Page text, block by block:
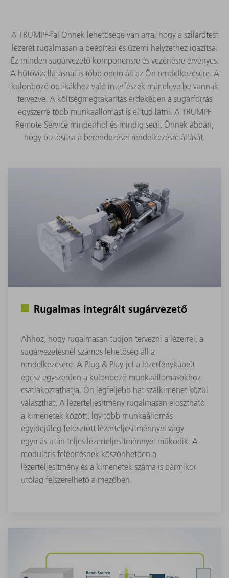
A TRUMPF-fal Önnek lehetősége van arra, hogy a szilárdtest
lézerét rugalmasan a beépítési és üzemi helyzethez igazítsa.
Ez minden sugárvezető komponensre és vezérlésre érvényes.
A hűtővízellátásnál is több opció áll az Ön rendelkezésére. A
különböző optikákhoz való interfészek már eleve be vannak
tervezve. A költségmegtakarítás érdekében a sugárforrás
egyszerre több munkaállomást is el tud látni. A TRUMPF
Remote Service mindenhol és mindig segít Önnek abban,
hogy biztosítsa a berendezései rendelkezésre állását.
Rugalmas integrált sugárvezető
Ahhoz, hogy rugalmasan tudjon tervezni a lézerrel, a
sugárvezetésnél számos lehetőség áll a
rendelkezésére. A Plug & Play-jel a lézerfénykábelt
egész egyszerűen a különböző munkaállomásokhoz
csatlakoztathatja. Ön legfeljebb hat szálkimenet közül
választhat. A lézerteljesítmény rugalmasan elosztható
a kimenetek között. Így több munkaállomás
egyidejűleg felosztott lézerteljesítménnyel vagy
egymás után teljes lézerteljesítménnyel működik. A
moduláris felépítésnek köszönhetően a
lézerteljesítmény és a kimenetek száma is bármikor
utólag felszerelhető a mezőben.